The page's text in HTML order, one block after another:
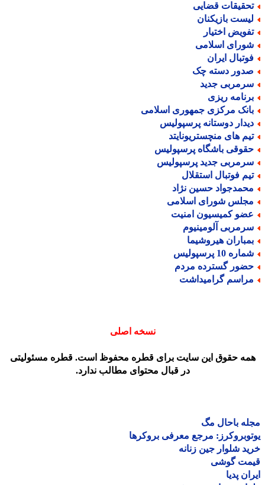
قضایی
بازیکنان
اختیار
اسلامی
ایران
دسته چک
جدید
ریزی
مرکزی جمهوری اسلامی
دوستانه پرسپولیس
های منچستریونایتد
باشگاه پرسپولیس
جدید پرسپولیس
فوتبال استقلال
حسین نژاد
شورای اسلامی
کمیسیون امنیت
آلومینیوم
هیروشیما
10 پرسپولیس
گسترده مردم
گرامیداشت
نسخه اصلی
حقوق این سایت برای قطره محفوظ است. قطره مسئولیتی
در قبال محتوای مطالب ندارد.
باحال مگ
مرجع معرفی بروکرها
شلوار جین زنانه
گوشی
پدیا